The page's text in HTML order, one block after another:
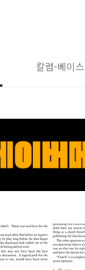
칼럼-베이